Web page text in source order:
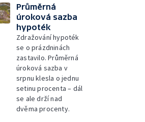
Průměrná
úroková sazba
hypoték
Zdražování hypoték
se o prázdninách
zastavilo. Průměrná
úroková sazba v
srpnu klesla o jednu
setinu procenta – dál
se ale drží nad
dvěma procenty.